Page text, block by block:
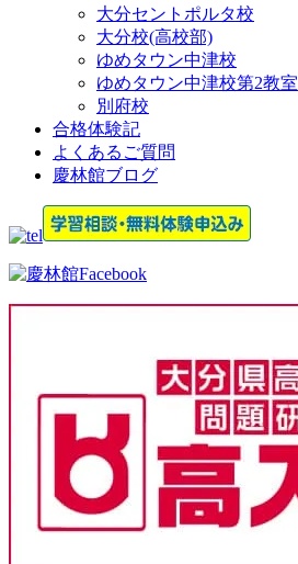
大分セントポルタ校
大分校(高校部)
ゆめタウン中津校
ゆめタウン中津校第2教室
別府校
合格体験記
よくあるご質問
慶林館ブログ